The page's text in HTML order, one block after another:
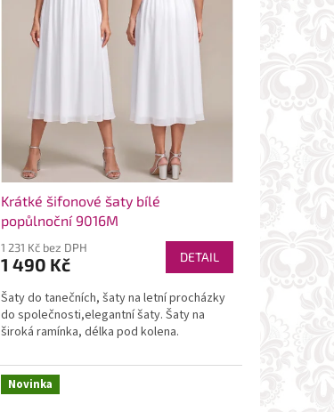
Krátké šifonové šaty bílé
popůlnoční 9016M
1 231 Kč bez DPH
1 490 Kč DETAIL
Šaty do tanečních, šaty na letní procházky
do společnosti,elegantní šaty. Šaty na
široká ramínka, délka pod kolena.
Novinka